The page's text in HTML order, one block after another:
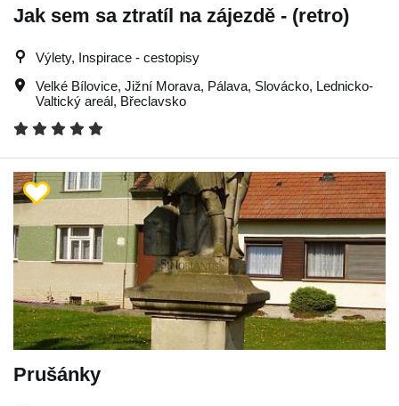
Jak sem sa ztratíl na zájezdě - (retro)
Výlety, Inspirace - cestopisy
Velké Bílovice, Jižní Morava, Pálava, Slovácko, Lednicko-
Valtický areál, Břeclavsko
Prušánky